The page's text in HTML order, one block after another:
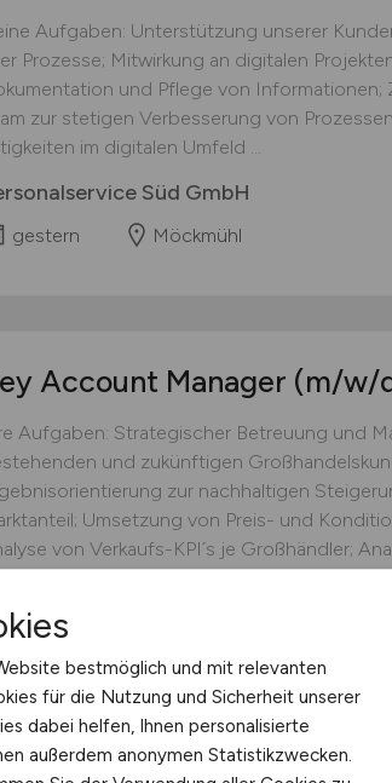
Aufgaben: Unterstützung unserer
Prozesse; Mitwirkung an digitalen
und Pflege von Informationen;
zur stetigen Verbesserung von
im digitalen Umfeld ...
Süd GmbH
gestern Möckmühl
Account Manager (m/w/
Aufgaben: Strategischer Betreuung und
und zukünftigen
zur nachhaltigen
Umsetzung von Preis- und
von Verkaufs-KPI´s je Großhändler;
/ Menge / Preis / Netto / Faktura)...
Agro
gestern
Außendienst deutschlandweit, Home
bestmöglich und mit relevanten
für die Nutzung und Sicherheit unserer
dabei helfen, Ihnen personalisierte
außerdem anonymen Statistikzwecken.